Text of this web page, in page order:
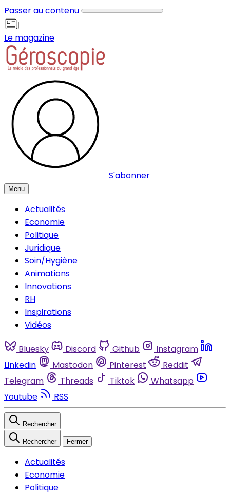
Passer au contenu
Le magazine
S'abonner
Menu
Actualités
Economie
Politique
Juridique
Soin/Hygiène
Animations
Innovations
RH
Inspirations
Vidéos
Bluesky Discord Github
Instagram
Linkedin
Mastodon Pinterest
Reddit
Telegram
Threads Tiktok
Whatsapp
Youtube
RSS
Rechercher
Rechercher Fermer
Actualités
Economie
Politique
Panneau de gestion des cookies